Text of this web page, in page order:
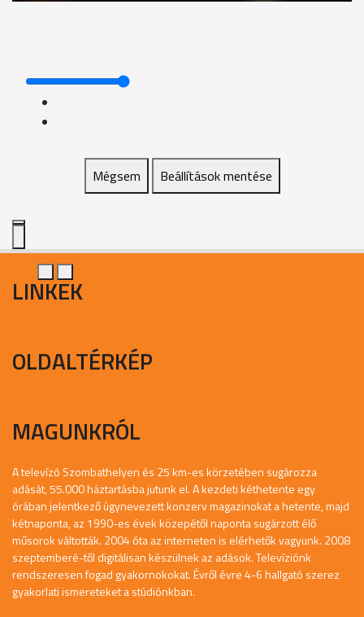
Mégsem Beállítások mentése
LINKEK
OLDALTÉRKÉP
MAGUNKRÓL
A televízó Szombathelyen és 25 km-es körzetében sugározza
adását, 55.000 háztartásba jutunk el. A kezdeti kéthetente egy
órában jelentkező úgynevezett konzerv magazinokat a hetente, majd
kétnaponta, az 1990-es évek közepétől naponta sugárzott élő
műsorok váltották. 2004 óta az interneten is elérhetők vagyunk. 2008
szeptemberé-től digitálisan készülnek az adások. Televíziónk
rendszeresen fogad gyakornokokat. Évről évre 4-6 hallgató szerez
gyakorlati ismereteket a stúdiónkban.